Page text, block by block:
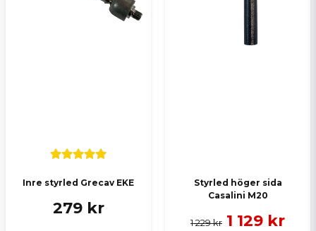
Inre styrled Grecav EKE
279 kr
Styrled höger sida
Casalini M20
1 229 kr 1 129 kr